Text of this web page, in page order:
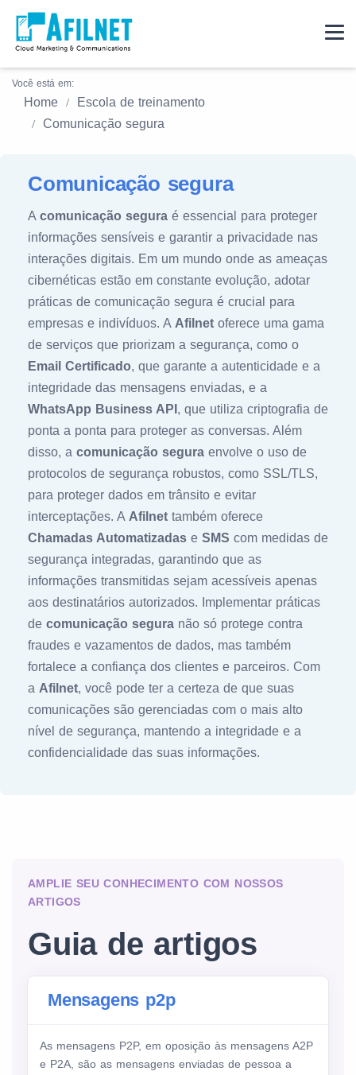
Você está em:
Home
Escola de treinamento
Comunicação segura
Comunicação segura
A comunicação segura é essencial para proteger
informações sensíveis e garantir a privacidade nas
interações digitais. Em um mundo onde as ameaças
cibernéticas estão em constante evolução, adotar
práticas de comunicação segura é crucial para
empresas e indivíduos. A Afilnet oferece uma gama
de serviços que priorizam a segurança, como o
Email Certificado, que garante a autenticidade e a
integridade das mensagens enviadas, e a
WhatsApp Business API , que utiliza criptografia de
ponta a ponta para proteger as conversas. Além
disso, a comunicação segura envolve o uso de
protocolos de segurança robustos, como SSL/TLS,
para proteger dados em trânsito e evitar
interceptações. A Afilnet também oferece
Chamadas Automatizadas e SMS com medidas de
segurança integradas, garantindo que as
informações transmitidas sejam acessíveis apenas
aos destinatários autorizados. Implementar práticas
de comunicação segura não só protege contra
fraudes e vazamentos de dados, mas também
fortalece a confiança dos clientes e parceiros. Com
a Afilnet, você pode ter a certeza de que suas
comunicações são gerenciadas com o mais alto
nível de segurança, mantendo a integridade e a
confidencialidade das suas informações.
AMPLIE SEU CONHECIMENTO COM NOSSOS
ARTIGOS
Guia de artigos
Mensagens p2p
As mensagens P2P, em oposição às mensagens A2P
e P2A, são as mensagens enviadas de pessoa a